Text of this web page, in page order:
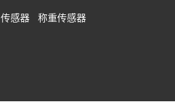
传感器 称重传感器